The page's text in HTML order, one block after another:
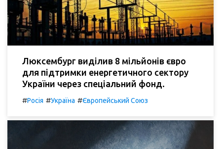
Люксембург виділив 8 мільйонів євро
для підтримки енергетичного сектору
України через спеціальний фонд.
#Росія #Україна #Європейський Союз